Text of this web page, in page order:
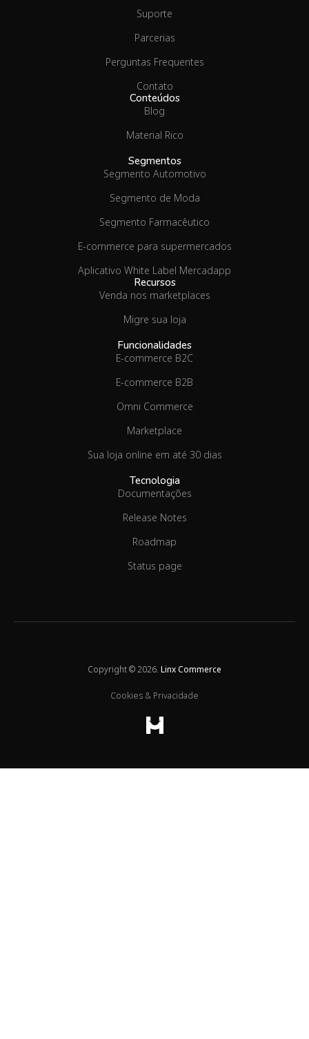
Suporte
Parcerias
Perguntas Frequentes
Contato
Conteúdos
Blog
Material Rico
Segmentos
Segmento Automotivo
Segmento de Moda
Segmento Farmacêutico
E-commerce para supermercados
Aplicativo White Label Mercadapp
Recursos
Venda nos marketplaces
Migre sua loja
Funcionalidades
E-commerce B2C
E-commerce B2B
Omni Commerce
Marketplace
Sua loja online em até 30 dias
Tecnologia
Documentações
Release Notes
Roadmap
Status page
Copyright © 2026. Linx Commerce
Cookies & Privacidade